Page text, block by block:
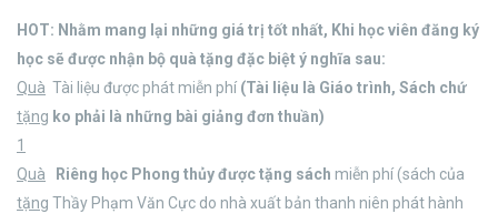
HOT: Nhằm mang lại những giá trị tốt nhất, Khi học viên đăng ký
học sẽ được nhận bộ quà tặng đặc biệt ý nghĩa sau:
Quà
tặng
1
Tài liệu được phát miễn phí (Tài liệu là Giáo trình, Sách chứ
ko phải là những bài giảng đơn thuần)
Quà
tặng
Riêng học Phong thủy được tặng sách miễn phí (sách của
Thầy Phạm Văn Cực do nhà xuất bản thanh niên phát hành